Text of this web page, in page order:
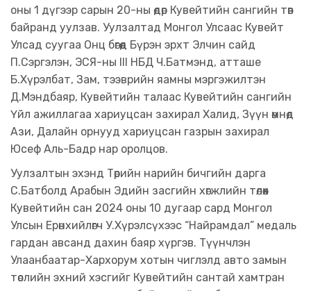
оны 1 дүгээр сарын 20-ны өдөр Кувейтийн сангийн төв
байранд уулзав. Уулзалтад Монгол Улсаас Кувейт
Улсад суугаа Онц бөгөөд Бүрэн эрхт Элчин сайд
П.Сэргэлэн, ЭСЯ-ны III НБД Ч.Батмэнд, атташе
Б.Хүрэлбат, Зам, тээврийн яамны мэргэжилтэн
Д.Мэндбаяр, Кувейтийн талаас Кувейтийн сангийн
Үйл ажиллагаа хариуцсан захирал Халид, Зүүн өмнөд
Ази, Далайн орнууд хариуцсан газрын захирал
Юсеф Аль-Бадр нар оролцов.
​Уулзалтын эхэнд Төрийн нарийн бичгийн дарга
С.Батболд Арабын Эдийн засгийн хөгжлийн төлөөх
Кувейтийн сан 2024 оны 10 дугаар сард Монгол
Улсын Ерөнхийлөгч У.Хүрэлсүхээс “Найрамдал” медаль
гардан авсанд дахин баяр хүргэв. Түүнчлэн
Улаанбаатар-Хархорум хотын чиглэлд авто замын
төслийн эхний хэсгийг Кувейтийн сантай хамтран